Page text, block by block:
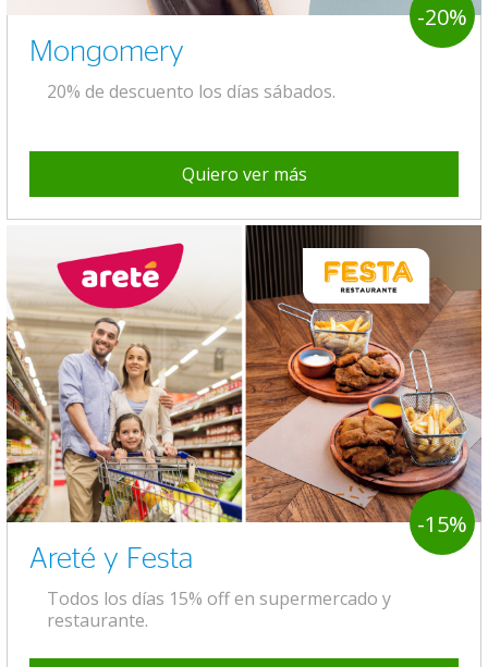
-20%
Mongomery
20% de descuento los días sábados.
Quiero ver más
-15%
Areté y Festa
Todos los días 15% off en supermercado y
restaurante.